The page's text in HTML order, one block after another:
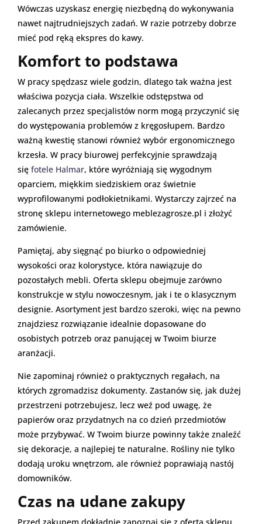
Wówczas uzyskasz energię niezbędną do wykonywania
nawet najtrudniejszych zadań. W razie potrzeby dobrze
mieć pod ręką ekspres do kawy.
Komfort to podstawa
W pracy spędzasz wiele godzin, dlatego tak ważna jest
właściwa pozycja ciała. Wszelkie odstępstwa od
zalecanych przez specjalistów norm mogą przyczynić się
do występowania problemów z kręgosłupem. Bardzo
ważną kwestię stanowi również wybór ergonomicznego
krzesła. W pracy biurowej perfekcyjnie sprawdzają
się fotele Halmar, które wyróżniają się wygodnym
oparciem, miękkim siedziskiem oraz świetnie
wyprofilowanymi podłokietnikami. Wystarczy zajrzeć na
stronę sklepu internetowego meblezagrosze.pl i złożyć
zamówienie.
Pamiętaj, aby sięgnąć po biurko o odpowiedniej
wysokości oraz kolorystyce, która nawiązuje do
pozostałych mebli. Oferta sklepu obejmuje zarówno
konstrukcje w stylu nowoczesnym, jak i te o klasycznym
designie. Asortyment jest bardzo szeroki, więc na pewno
znajdziesz rozwiązanie idealnie dopasowane do
osobistych potrzeb oraz panującej w Twoim biurze
aranżacji.
Nie zapominaj również o praktycznych regałach, na
których zgromadzisz dokumenty. Zastanów się, jak dużej
przestrzeni potrzebujesz, lecz weź pod uwagę, że
papierów oraz przydatnych na co dzień przedmiotów
może przybywać. W Twoim biurze powinny także znaleźć
się dekoracje, a najlepiej te naturalne. Rośliny nie tylko
dodają uroku wnętrzom, ale również poprawiają nastój
domowników.
Czas na udane zakupy